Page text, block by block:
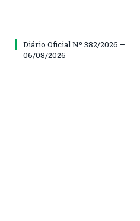
Diário Oficial Nº 382/2026 –
06/08/2026